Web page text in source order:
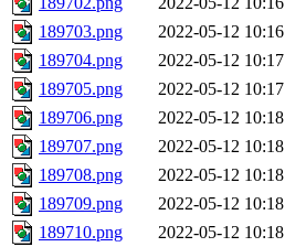
189703.png
2022-05-12 10:16
189704.png
2022-05-12 10:17
189705.png
2022-05-12 10:17
189706.png
2022-05-12 10:18
189707.png
2022-05-12 10:18
189708.png
2022-05-12 10:18
189709.png
2022-05-12 10:18
189710.png
2022-05-12 10:18